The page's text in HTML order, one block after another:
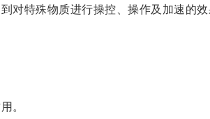
特殊物质进行操控、操作及加速的
。